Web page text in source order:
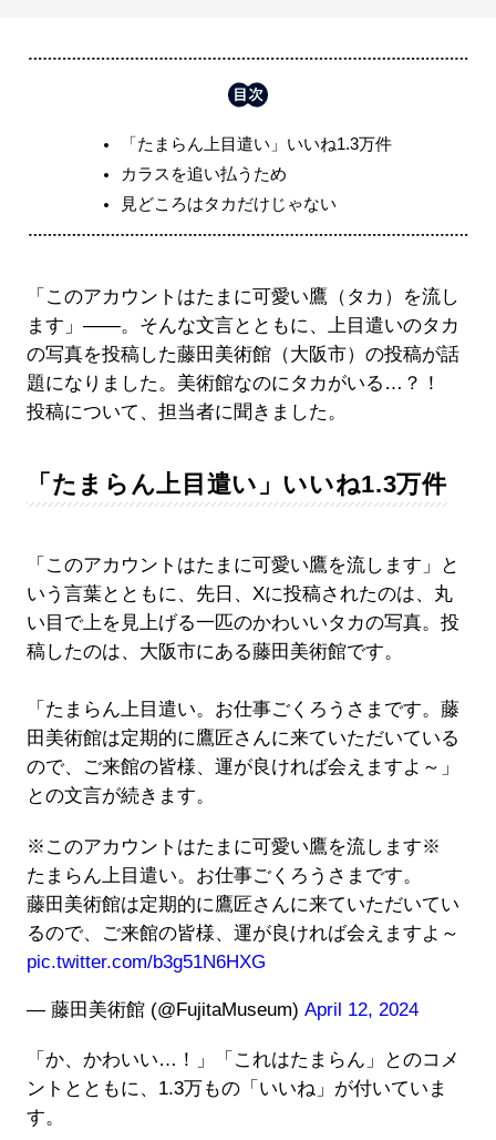
「たまらん上目遣い」いいね1.3万件
カラスを追い払うため
見どころはタカだけじゃない
「このアカウントはたまに可愛い鷹（タカ）を流し
ます」――。そんな文言とともに、上目遣いのタカ
の写真を投稿した藤田美術館（大阪市）の投稿が話
題になりました。美術館なのにタカがいる…？！
投稿について、担当者に聞きました。
「たまらん上目遣い」いいね1.3万件
「このアカウントはたまに可愛い鷹を流します」と
いう言葉とともに、先日、Xに投稿されたのは、丸
い目で上を見上げる一匹のかわいいタカの写真。投
稿したのは、大阪市にある藤田美術館です。
「たまらん上目遣い。お仕事ごくろうさまです。藤
田美術館は定期的に鷹匠さんに来ていただいている
ので、ご来館の皆様、運が良ければ会えますよ～」
との文言が続きます。
※このアカウントはたまに可愛い鷹を流します※
たまらん上目遣い。お仕事ごくろうさまです。
藤田美術館は定期的に鷹匠さんに来ていただいてい
るので、ご来館の皆様、運が良ければ会えますよ～
pic.twitter.com/b3g51N6HXG
— 藤田美術館 (@FujitaMuseum) April 12, 2024
「か、かわいい…！」「これはたまらん」とのコメ
ントとともに、1.3万もの「いいね」が付いていま
す。